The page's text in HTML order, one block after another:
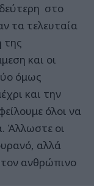
στο
τα τελευταία
της
και οι
όμως
και την
όλοι να
Άλλωστε οι
αλλά
ανθρώπινο